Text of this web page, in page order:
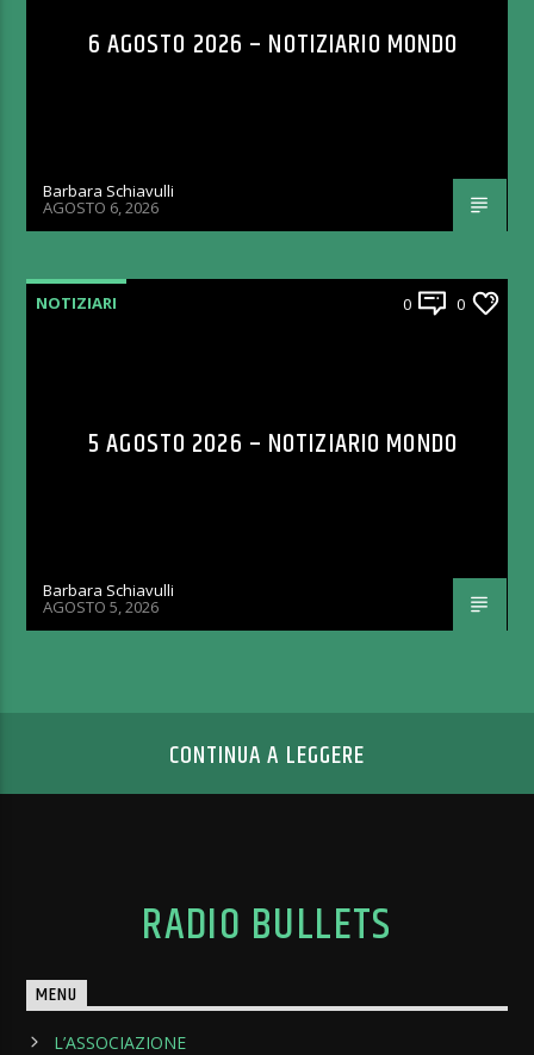
6 AGOSTO 2026 – NOTIZIARIO MONDO
Barbara Schiavulli
AGOSTO 6, 2026
NOTIZIARI 0 0
5 AGOSTO 2026 – NOTIZIARIO MONDO
Barbara Schiavulli
AGOSTO 5, 2026
CONTINUA A LEGGERE
RADIO BULLETS
MENU
L’ASSOCIAZIONE